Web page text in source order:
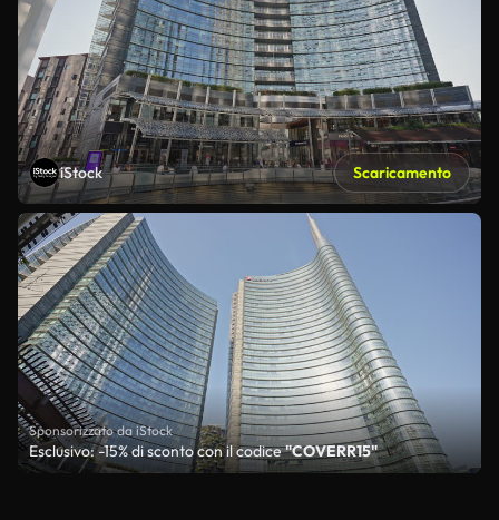
iStock Scaricamento
Sponsorizzato da iStock
Esclusivo: -15% di sconto con il codice"COVERR15"